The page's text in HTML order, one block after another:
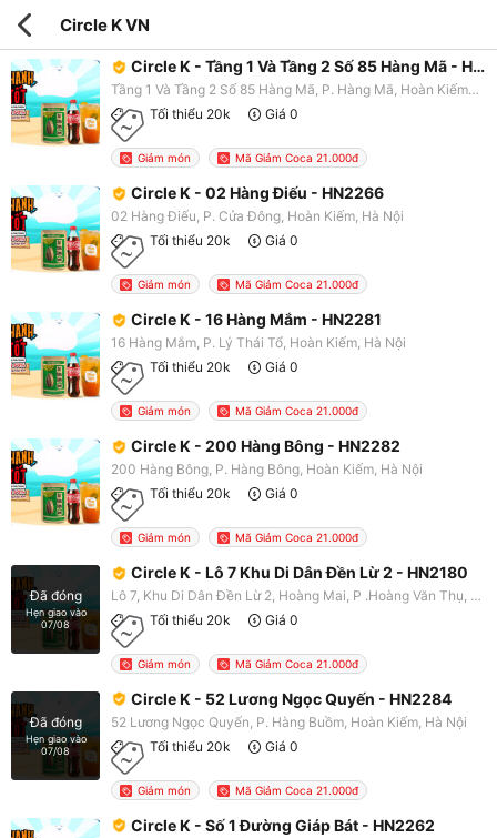
Circle K VN
Circle K - Tầng 1 Và Tầng 2 Số 85 Hàng Mã - HN2138
Tầng 1 Và Tầng 2 Số 85 Hàng Mã, P. Hàng Mã, Hoàn Kiếm, Hà Nội
Tối thiểu 20k
Giá 0
Giảm món Mã Giảm Coca 21.000đ
Circle K - 02 Hàng Điếu - HN2266
02 Hàng Điếu, P. Cửa Đông, Hoàn Kiếm, Hà Nội
Tối thiểu 20k
Giá 0
Giảm món Mã Giảm Coca 21.000đ
Circle K - 16 Hàng Mắm - HN2281
16 Hàng Mắm, P. Lý Thái Tổ, Hoàn Kiếm, Hà Nội
Tối thiểu 20k
Giá 0
Giảm món Mã Giảm Coca 21.000đ
Circle K - 200 Hàng Bông - HN2282
200 Hàng Bông, P. Hàng Bông, Hoàn Kiếm, Hà Nội
Tối thiểu 20k
Giá 0
Giảm món Mã Giảm Coca 21.000đ
Đã đóng
Hẹn giao vào
07/08
Circle K - Lô 7 Khu Di Dân Đền Lừ 2 - HN2180
Lô 7, Khu Di Dân Đền Lừ 2, Hoàng Mai, P .Hoàng Văn Thụ, Hoàng Mai, Hà Nội
Tối thiểu 20k
Giá 0
Giảm món Mã Giảm Coca 21.000đ
Đã đóng
Hẹn giao vào
07/08
Circle K - 52 Lương Ngọc Quyến - HN2284
52 Lương Ngọc Quyến, P. Hàng Buồm, Hoàn Kiếm, Hà Nội
Tối thiểu 20k
Giá 0
Giảm món Mã Giảm Coca 21.000đ
Circle K - Số 1 Đường Giáp Bát - HN2262